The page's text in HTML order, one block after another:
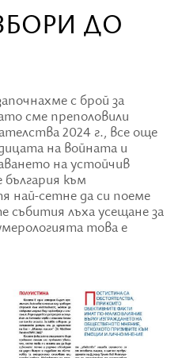
ДО
с брой за
сме преполовили
2024 г., все още
на войната и
на устойчив
към
най-сетне да си поеме
събития лъха усещане за
това е